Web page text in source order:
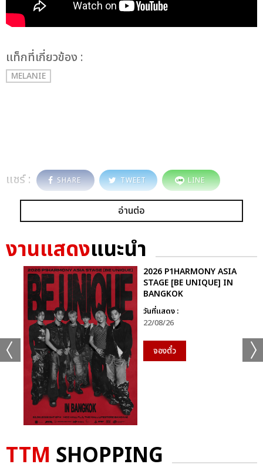
เเท็กที่เกี่ยวข้อง :
MELANIE
แชร์ : SHARE TWEET LINE
อ่านต่อ
งานแสดงแนะนำ
2026 P1HARMONY ASIA
STAGE [BE UNIQUE] IN
BANGKOK
วันที่แสดง :
22/08/26
จองตั๋ว
TTM SHOPPING